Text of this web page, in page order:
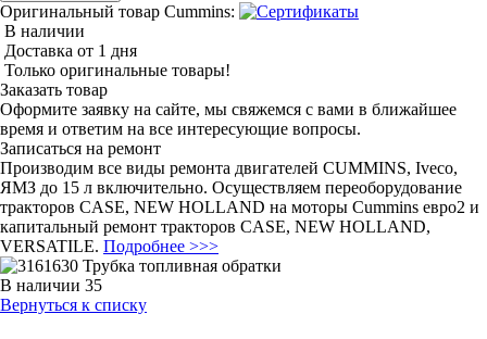
Оригинальный товар Cummins:
В наличии
Доставка от 1 дня
Только оригинальные товары!
Заказать товар
Оформите заявку на сайте, мы свяжемся с вами в ближайшее
время и ответим на все интересующие вопросы.
Записаться на ремонт
Производим все виды ремонта двигателей CUMMINS, Iveco,
ЯМЗ до 15 л включительно. Осуществляем переоборудование
тракторов CASE, NEW HOLLAND на моторы Cummins евро2 и
капитальный ремонт тракторов CASE, NEW HOLLAND,
VERSATILE. Подробнее >>>
В наличии 35
Вернуться к списку